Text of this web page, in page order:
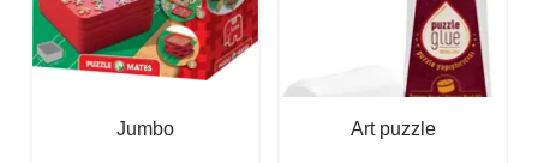
Jumbo Art puzzle